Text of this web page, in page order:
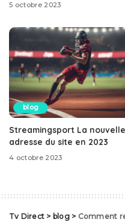
5 octobre 2023
blog
Streamingsport La nouvelle
adresse du site en 2023
4 octobre 2023
Tv Direct > blog> Comment